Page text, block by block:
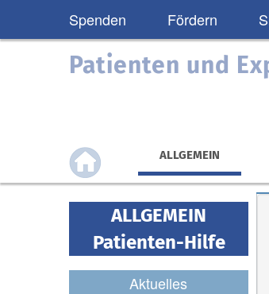
Spenden Fördern
Patienten und
ALLGEMEIN
ALLGEMEIN
Patienten-Hilfe
Aktuelles